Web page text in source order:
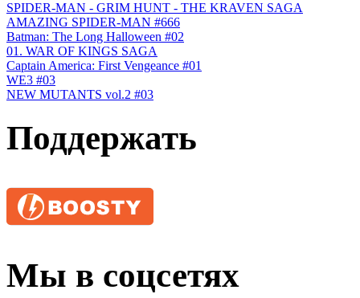
SPIDER-MAN - GRIM HUNT - THE KRAVEN SAGA
AMAZING SPIDER-MAN #666
Batman: The Long Halloween #02
01. WAR OF KINGS SAGA
Сaptain America: First Vengeance #01
WE3 #03
NEW MUTANTS vol.2 #03
Поддержать
Мы в соцсетях